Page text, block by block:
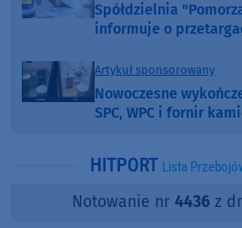
Spółdzielnia
informuje o
Artykuł sponsorowany
Nowoczesne
SPC, WPC i fornir
HITPORT Lista
Notowanie nr 4436 z